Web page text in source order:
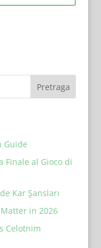
Pretraga
Guide
Finale al Gioco di
Kar Şansları
in 2026
Celotnim